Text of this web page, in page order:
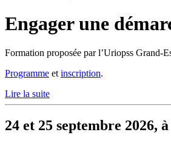
Engager une
Formation proposée par l’Uriopss Grand-
Programme et inscription.
Lire la suite
24 et 25 septembre 2026,